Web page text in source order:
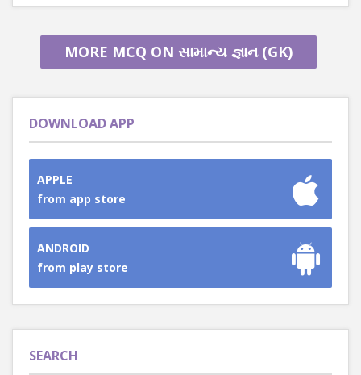
MORE MCQ ON સામાન્ય જ્ઞાન (GK)
DOWNLOAD APP
APPLE
from app store
ANDROID
from play store
SEARCH